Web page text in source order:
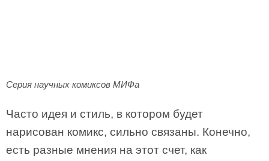
Серия научных комиксов МИФа
Часто идея и стиль, в котором будет
нарисован комикс, сильно связаны. Конечно,
есть разные мнения на этот счет, как